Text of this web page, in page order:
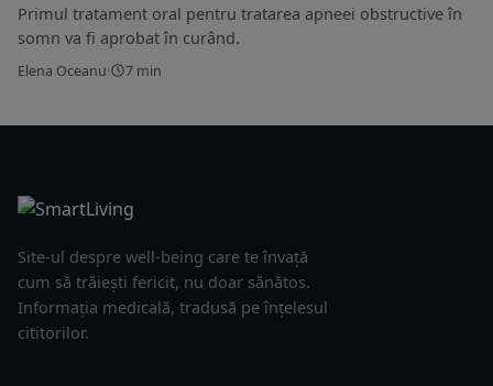
Primul tratament oral pentru tratarea apneei obstructive în
somn va fi aprobat în curând.
Elena Oceanu· 7 min
Site-ul despre well-being care te învață
cum să trăiești fericit, nu doar sănătos.
Informația medicală, tradusă pe înțelesul
cititorilor.